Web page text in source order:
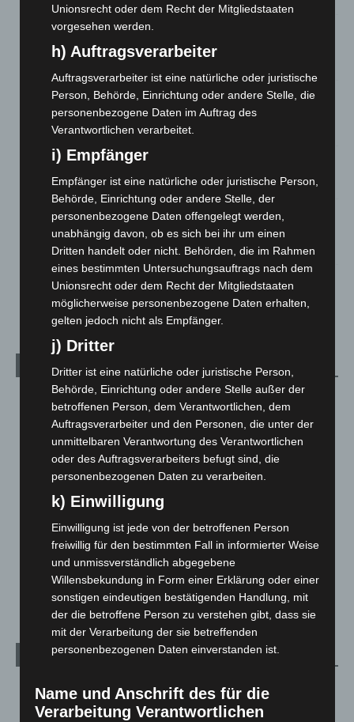
Region Hannover: 21 neue Notfallsanitäter starten beim
Roten Kreuz
5. August 2026
Mann läuft mit Hockeyschläger über A7 – Polizei sucht
Zeugen
5. August 2026
Celle: Mensch stirbt bei Bagger-Unfall auf Baustelle
5. August 2026
Gasleitung bei McDonald’s-Umbau in Langenhagen
beschädigt
5. August 2026
Anklage nach Abschaltung von „Archetyp Market“ erhoben
3. August 2026
Kategorien
Blaulicht
Corona-News
712
Hannover und Region
5.037
Langenhagen und Ortsteile
Leserbriefe
Über uns
Veranstaltungen
1.270
Archiv
August 2026(12)
Juli 2026(73)
Unionsrecht oder dem Recht der Mitgliedstaaten
vorgesehen werden.
h) Auftragsverarbeiter
Auftragsverarbeiter ist eine natürliche oder juristische
Person, Behörde, Einrichtung oder andere Stelle, die
personenbezogene Daten im Auftrag des
Verantwortlichen verarbeitet.
i) Empfänger
Empfänger ist eine natürliche oder juristische Person,
Behörde, Einrichtung oder andere Stelle, der
personenbezogene Daten offengelegt werden,
unabhängig davon, ob es sich bei ihr um einen
Dritten handelt oder nicht. Behörden, die im Rahmen
eines bestimmten Untersuchungsauftrags nach dem
Unionsrecht oder dem Recht der Mitgliedstaaten
möglicherweise personenbezogene Daten erhalten,
gelten jedoch nicht als Empfänger.
j) Dritter
Dritter ist eine natürliche oder juristische Person,
Behörde, Einrichtung oder andere Stelle außer der
betroffenen Person, dem Verantwortlichen, dem
Auftragsverarbeiter und den Personen, die unter der
unmittelbaren Verantwortung des Verantwortlichen
oder des Auftragsverarbeiters befugt sind, die
personenbezogenen Daten zu verarbeiten.
k) Einwilligung
Einwilligung ist jede von der betroffenen Person
freiwillig für den bestimmten Fall in informierter Weise
und unmissverständlich abgegebene
Willensbekundung in Form einer Erklärung oder einer
sonstigen eindeutigen bestätigenden Handlung, mit
der die betroffene Person zu verstehen gibt, dass sie
mit der Verarbeitung der sie betreffenden
personenbezogenen Daten einverstanden ist.
Name und Anschrift des für die
Verarbeitung Verantwortlichen